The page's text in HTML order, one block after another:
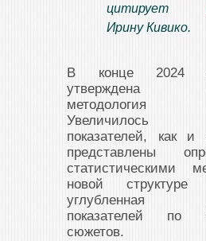
цитирует
Ирину Кивико.
В конце 2024
утверждена
методология
Увеличилось
показателей, как
представлены
статистическими
новой структуре
углубленная
показателей по
сюжетов.